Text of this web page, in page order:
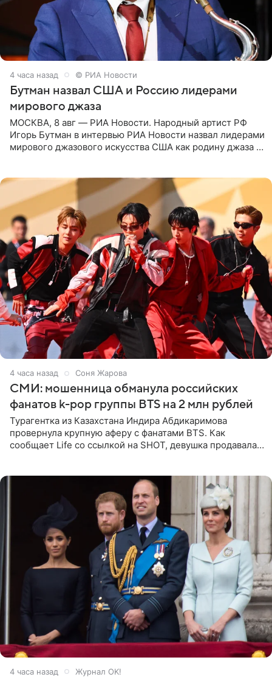
4 часа назад © РИА Новости
Бутман назвал США и Россию лидерами
мирового джаза
МОСКВА, 8 авг — РИА Новости. Народный артист РФ
Игорь Бутман в интервью РИА Новости назвал лидерами
мирового джазового искусства США как родину джаза и
4 часа назад Соня Жарова
СМИ: мошенница обманула российских
фанатов k-pop группы BTS на 2 млн рублей
Турагентка из Казахстана Индира Абдикаримова
провернула крупную аферу с фанатами BTS. Как
сообщает Life со ссылкой на SHOT, девушка продавала
4 часа назад Журнал OK!